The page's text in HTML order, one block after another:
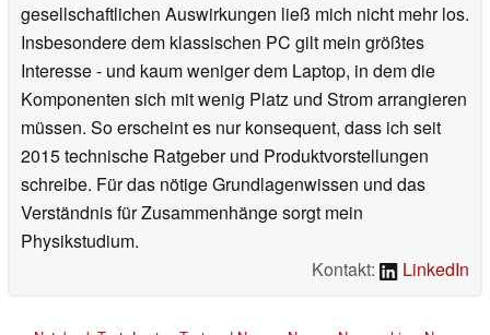
gesellschaftlichen Auswirkungen ließ mich nicht mehr los.
Insbesondere dem klassischen PC gilt mein größtes
Interesse - und kaum weniger dem Laptop, in dem die
Komponenten sich mit wenig Platz und Strom arrangieren
müssen. So erscheint es nur konsequent, dass ich seit
2015 technische Ratgeber und Produktvorstellungen
schreibe. Für das nötige Grundlagenwissen und das
Verständnis für Zusammenhänge sorgt mein
Physikstudium.
Kontakt:
LinkedIn